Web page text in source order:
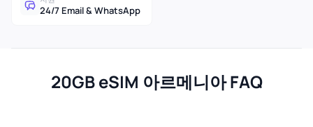
24/7 Email & WhatsApp
20GB eSIM 아르메니아 FAQ